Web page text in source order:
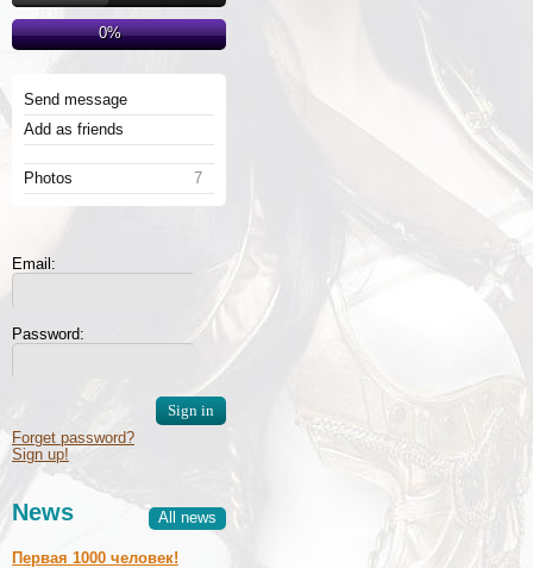
0%
Send message
Add as friends
7
Photos
Email:
Password:
Forget password?
Sign up!
All news
News
Первая 1000 человек!